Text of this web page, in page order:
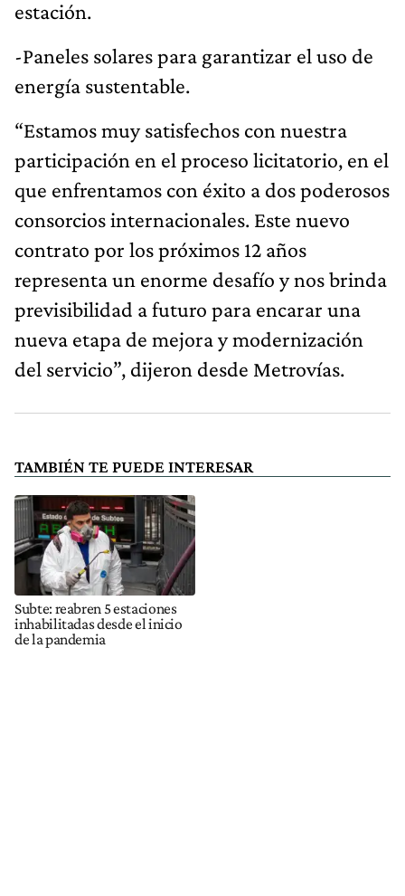
estación.
-Paneles solares para garantizar el uso de
energía sustentable.
“Estamos muy satisfechos con nuestra
participación en el proceso licitatorio, en el
que enfrentamos con éxito a dos poderosos
consorcios internacionales. Este nuevo
contrato por los próximos 12 años
representa un enorme desafío y nos brinda
previsibilidad a futuro para encarar una
nueva etapa de mejora y modernización
del servicio”, dijeron desde Metrovías.
TAMBIÉN TE PUEDE INTERESAR
Subte: reabren 5 estaciones
inhabilitadas desde el inicio
de la pandemia